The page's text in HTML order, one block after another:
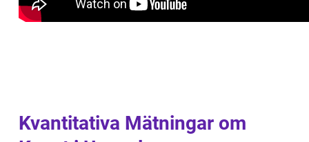
Kvantitativa Mätningar om